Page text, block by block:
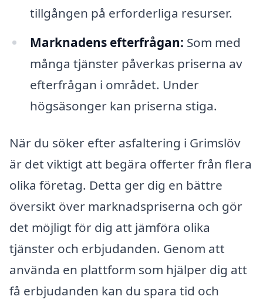
tillgången på erforderliga resurser.
Marknadens efterfrågan: Som med
många tjänster påverkas priserna av
efterfrågan i området. Under
högsäsonger kan priserna stiga.
När du söker efter asfaltering i Grimslöv
är det viktigt att begära offerter från flera
olika företag. Detta ger dig en bättre
översikt över marknadspriserna och gör
det möjligt för dig att jämföra olika
tjänster och erbjudanden. Genom att
använda en plattform som hjälper dig att
få erbjudanden kan du spara tid och